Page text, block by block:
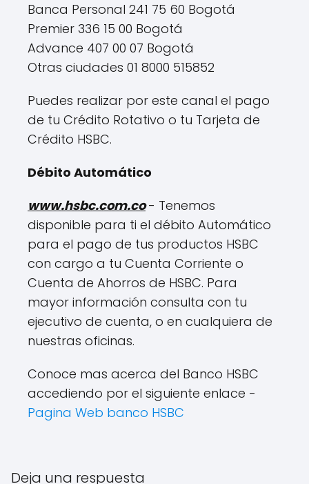
Banca Personal 241 75 60 Bogotá
Premier 336 15 00 Bogotá
Advance 407 00 07 Bogotá
Otras ciudades 01 8000 515852
Puedes realizar por este canal el pago
de tu Crédito Rotativo o tu Tarjeta de
Crédito HSBC.
Débito Automático
www.hsbc.com.co - Tenemos
disponible para ti el débito Automático
para el pago de tus productos HSBC
con cargo a tu Cuenta Corriente o
Cuenta de Ahorros de HSBC. Para
mayor información consulta con tu
ejecutivo de cuenta, o en cualquiera de
nuestras oficinas.
Conoce mas acerca del Banco HSBC
accediendo por el siguiente enlace -
Pagina Web banco HSBC
Deja una respuesta